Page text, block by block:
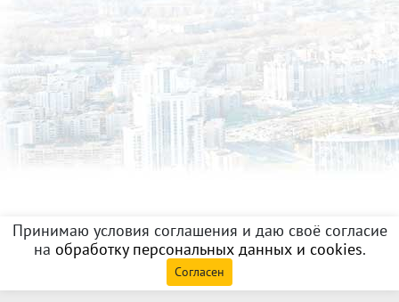
Принимаю условия соглашения и даю своё согласие
на обработку персональных данных и cookies.
Согласен